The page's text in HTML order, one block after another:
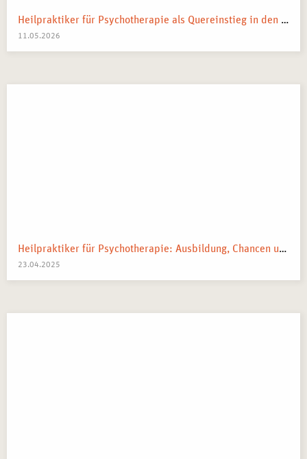
Heilpraktiker für Psychotherapie als Quereinstieg in den Heilberuf
11.05.2026
Heilpraktiker für Psychotherapie: Ausbildung, Chancen und dein Weg zum Traumberuf
23.04.2025